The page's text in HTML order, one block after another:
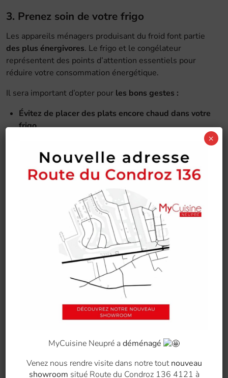
3. Prenez soin de votre frigo
Les appareils ménagers produisant du froid font partie
des plus énergivores. Le frigo et le congélateur
représentent des points d’attention essentiels pour
réduire votre consommation énergétique.
Il sera important d’opter pour les bons gestes :
Évitez de placer des plats encore chaud dans votre
frigo
plutôt que de
les placer dans le frigo. Cela permet à votre
réfrigérateur ou votre congélateur dene pas
surconsommer d’énergiepour refroidir et stocker vos
Choisissez la bonne température pour vos appareils
Il est conseillé de régler votre réfrigérateur entre 4
votre congélateur à -18°C . Des
températures idéales pour conserver les aliments.
Dégivrez votre frigo et/ou congélateur tous les 3
Un bon nettoyage permet d’éviter la création de
glace et ainsi de consommer efficacement l’énergie
de vos appareils.
4. Décongelez les aliments dans le frigo
faire la différence.
MyCuisine Neupré a déménagé
Venez nous rendre visite dans notre toutnouveau
showroom situé Route du Condroz 136 4121 à
×